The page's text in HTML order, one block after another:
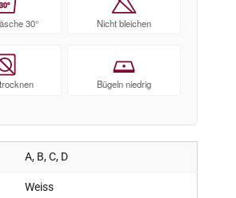
A, B, C, D
Weiss
30°
30° Nicht bleichen
Bügeln niedrig